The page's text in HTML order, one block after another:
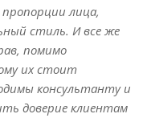
лица,
стиль. И все же
помимо
их стоит
консультанту и
доверие клиентам